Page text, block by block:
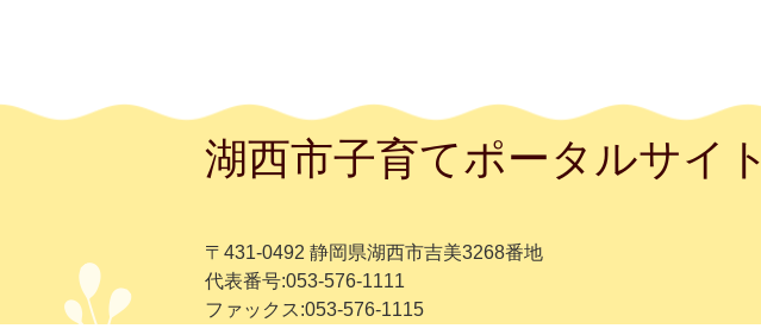
湖西市子育てポータルサイト
〒431-0492 静岡県湖西市吉美3268番地
代表番号:053-576-1111
ファックス:053-576-1115